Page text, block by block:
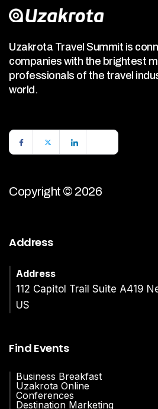
Uzakrota Travel Summit is
companies with the brightest
professionals of the travel
world.
Copyright © 2026
Address
Address
112 Capitol Trail Suite A419
US
Find Events
Business Breakfast
Uzakrota Online
Conferences
Destination Marketing